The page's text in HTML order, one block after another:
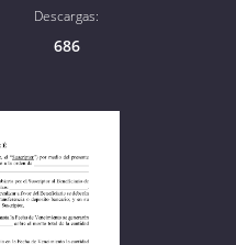
Descargas:
686